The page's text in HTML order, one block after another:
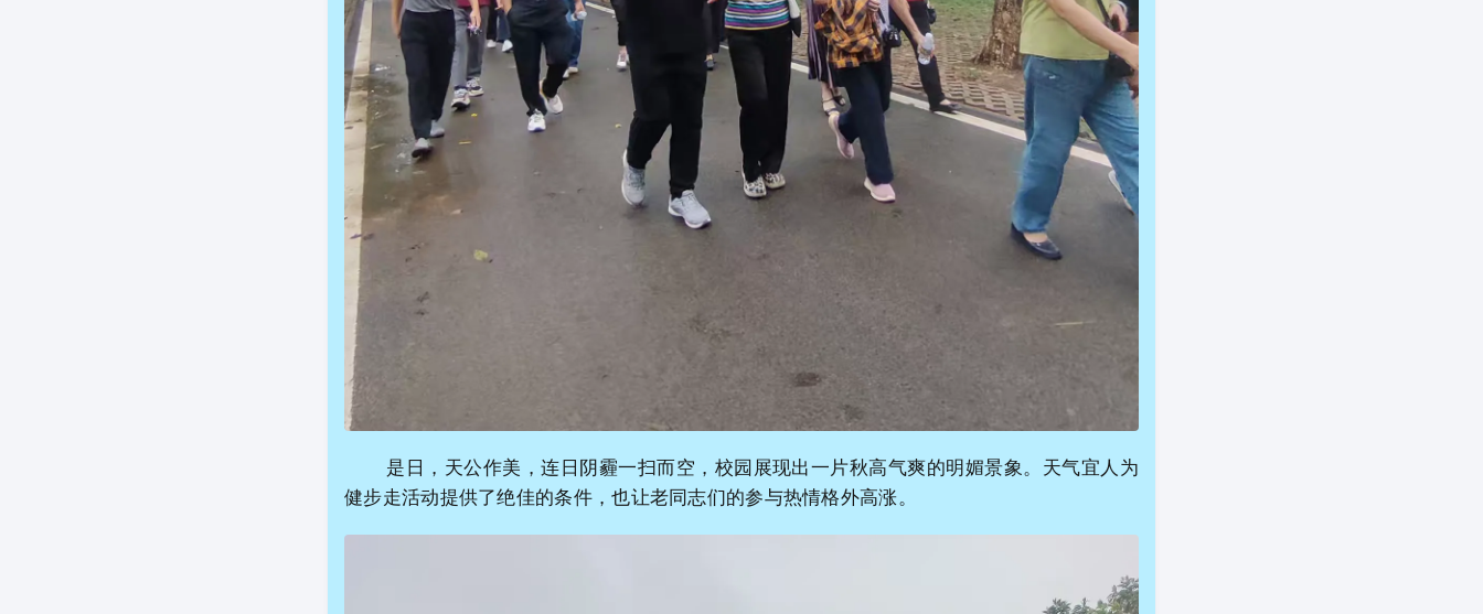
是日，天公作美，连日阴霾一扫而空，校园展现出一片秋高气爽的明媚景象。天气宜人为
健步走活动提供了绝佳的条件，也让老同志们的参与热情格外高涨。